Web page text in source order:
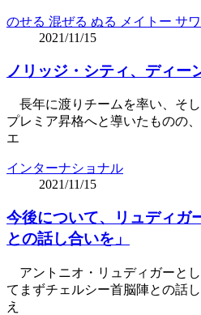
のせる 混ぜる ぬる メイトー サ
2021/11/15
ノリッジ・シティ、ディー
長年に渡りチームを率い、そ
プレミア昇格へと導いたものの
エ
インターナショナル
2021/11/15
今後について、リュディガ
との話し合いを」
アントニオ・リュディガーと
てまずチェルシー首脳陣との話
え